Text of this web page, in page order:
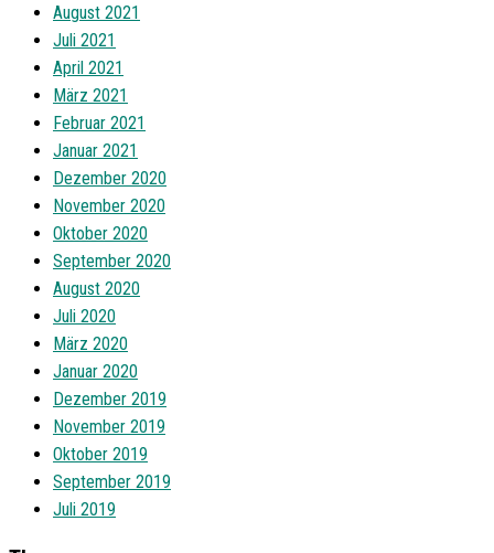
August 2021
Juli 2021
April 2021
März 2021
Februar 2021
Januar 2021
Dezember 2020
November 2020
Oktober 2020
September 2020
August 2020
Juli 2020
März 2020
Januar 2020
Dezember 2019
November 2019
Oktober 2019
September 2019
Juli 2019